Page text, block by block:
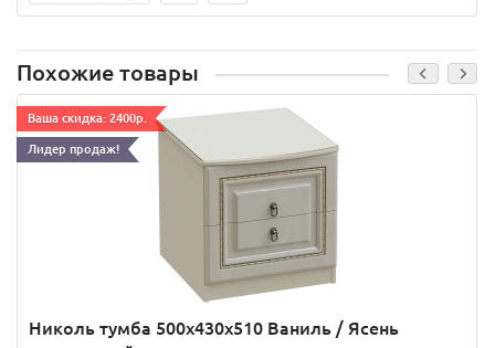
Похожие товары
Ваша скидка: 2400р.
Лидер продаж!
Николь тумба 500x430x510 Ваниль / Ясень